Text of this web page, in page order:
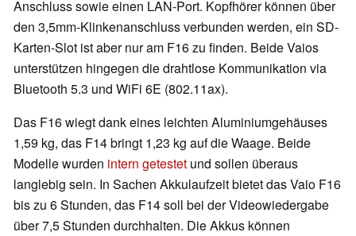
Anschluss sowie einen LAN-Port. Kopfhörer können über
den 3,5mm-Klinkenanschluss verbunden werden, ein SD-
Karten-Slot ist aber nur am F16 zu finden. Beide Vaios
unterstützen hingegen die drahtlose Kommunikation via
Bluetooth 5.3 und WiFi 6E (802.11ax).
Das F16 wiegt dank eines leichten Aluminiumgehäuses
1,59 kg, das F14 bringt 1,23 kg auf die Waage. Beide
Modelle wurden intern getestet und sollen überaus
langlebig sein. In Sachen Akkulaufzeit bietet das Vaio F16
bis zu 6 Stunden, das F14 soll bei der Videowiedergabe
über 7,5 Stunden durchhalten. Die Akkus können